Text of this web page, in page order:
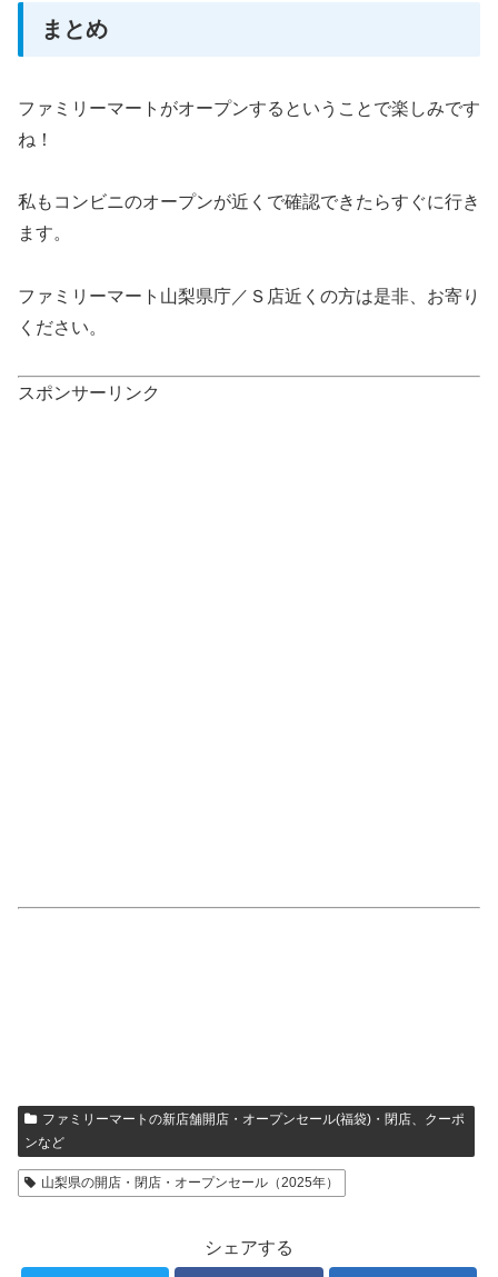
まとめ
ファミリーマートがオープンするということで楽しみです
ね！
私もコンビニのオープンが近くで確認できたらすぐに行き
ます。
ファミリーマート山梨県庁／Ｓ店近くの方は是非、お寄り
ください。
スポンサーリンク
ファミリーマートの新店舗開店・オープンセール(福袋)・閉店、クーポ
ンなど
山梨県の開店・閉店・オープンセール（2025年）
シェアする